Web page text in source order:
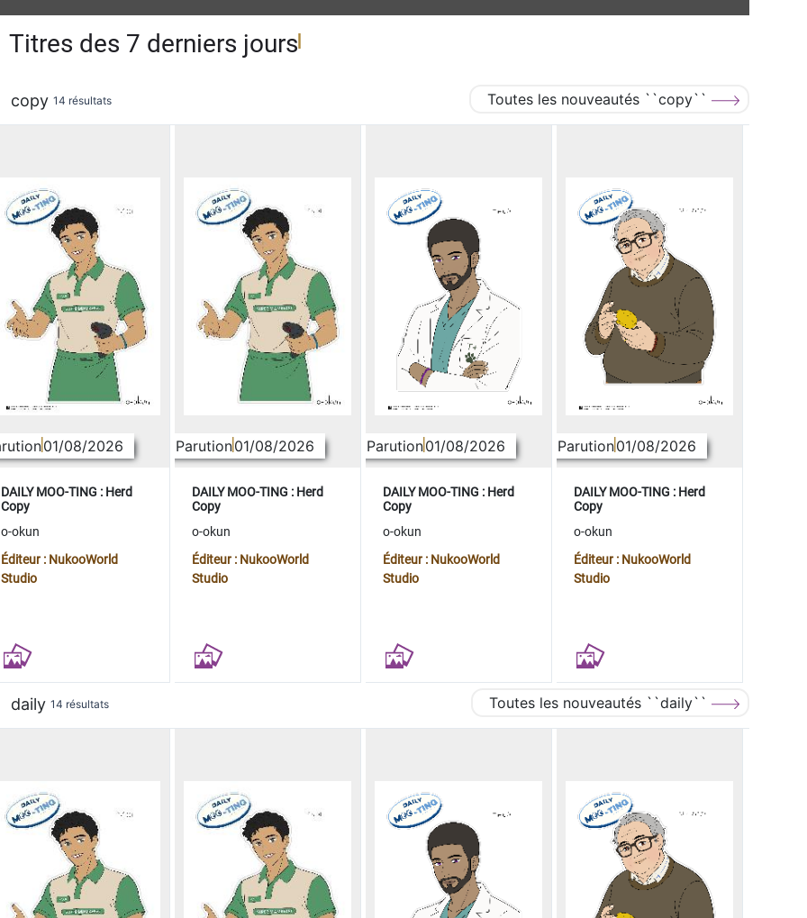
Titres des 7 derniers jours
copy 14 résultats Toutes les nouveautés ``copy``
01/08/2026
DAILY MOO-TING : Herd
Copy
o-okun
Éditeur : NukooWorld
Studio
Parution01/08/2026
DAILY MOO-TING : Herd
Copy
o-okun
Éditeur : NukooWorld
Studio
Parution01/08/2026
DAILY MOO-TING : Herd
Copy
o-okun
Éditeur : NukooWorld
Studio
Parution01/08/2026
DAILY MOO-TING : Herd
Copy
o-okun
Éditeur : NukooWorld
Studio
daily 14 résultats Toutes les nouveautés ``daily``